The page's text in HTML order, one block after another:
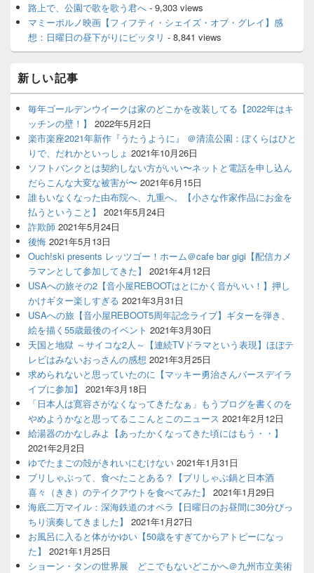
路上で、公園で歌を歌う君へ - 9,303 views
マミーポルノ映画【フィフティ・シェイズ・オブ・グレイ】感
想：日曜日の昼下がりにピッタリ - 8,841 views
新しい記事
毎年ゴールデンウイークは家のどこかを改装してる【2022年はキ
ッチンの壁！】
2022年5月2日
楽市楽座2021年新作『うたうように』 ＠清流公園：ぼくらはひと
りで、だれかといっしょ 2021年10月26日
ソフトバンクとは契約しない方がいい〜ネットと電話を申し込ん
だらこんな大変な被害が〜 2021年6月15日
誰もいなくなった由布院へ、九重へ。【小さな作家作品にお金を
払うということ】
2021年5月24日
詐欺師 2021年5月24日
後悔 2021年5月13日
Ouch!ski presents レッツゴー！ホーム＠cafe bar gigi【配信カメ
ラマンとして参加してきた】
2021年4月12日
USAへの旅その2【音小屋REBOOTはとにかく音がいい！】押し
かけギター楽しすぎる 2021年3月31日
USAへの旅【音小屋REBOOT5周年記念ライブ】ギターを弾き、
絵を描く55歳最後のイベント 2021年3月30日
天国と地獄 ～サイコな2人～【連続TVドラマという表現】ほぼテ
レビはみないおっさんの感想 2021年3月25日
求められないと思っていたのに【マッキー勇治さんバースデイラ
イブに参加】
2021年3月18日
「日本人は寛容さがなくなってきたなぁ」もうブログを書くのを
やめようかなと思ってるここんとこのニュース 2021年2月12日
給湯器のかなしみよ【あったかくなってきた頃にはもう・・】
2021年2月2日
ゆでたまごの殻がきれいにむけない 2021年1月31日
ブリしゃぶって、食べたことある？【ブリしゃぶ鍋と日本酒
喜々（きき）のテイクアウトを食べてみた】
2021年1月29日
海底二万マイル：深海鉄道のオペラ【日曜日のお昼間に30分びっ
ちり演奏してきました】
2021年1月27日
お風呂に入ると体がかゆい【50歳をすぎてからアトピーになっ
た】
2021年1月25日
ショーン・タンの世界展 どこでもないどこかへ＠九州市立美術